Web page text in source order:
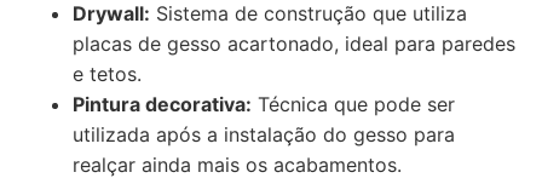
Drywall: Sistema de construção que utiliza
placas de gesso acartonado, ideal para paredes
e tetos.
Pintura decorativa: Técnica que pode ser
utilizada após a instalação do gesso para
realçar ainda mais os acabamentos.